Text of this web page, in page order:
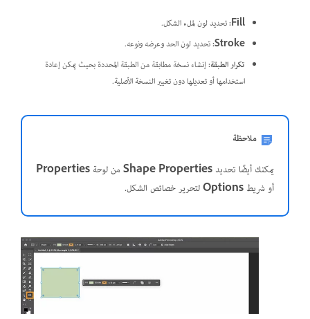
Fill
:تحديد لون لملء الشكل.
Stroke
:تحديد لون الحد وعرضه ونوعه.
تكرار الطبقة:إنشاء نسخة مطابقة من الطبقة المحددة بحيث يمكن إعادة
استخدامها أو تعديلها دون تغيير النسخة الأصلية.
ملاحظة
يمكنك أيضًا تحديدShape Propertiesمن لوحةProperties
أو شريطOptionsلتحرير خصائص الشكل.